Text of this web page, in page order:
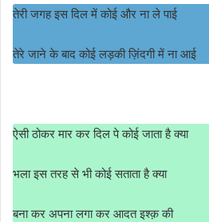
तेरी जगह इस दिल में कोई और ना ले पाई
तेरे जाने के बाद कोई लड़की ज़िंदगी में ना आई
ऐसी ठोकर मार कर दिल पे कोई जाता है क्या
भला इस तरह से भी कोई सताता है क्या
बना कर अपना लगा कर आदत इश्क़ की